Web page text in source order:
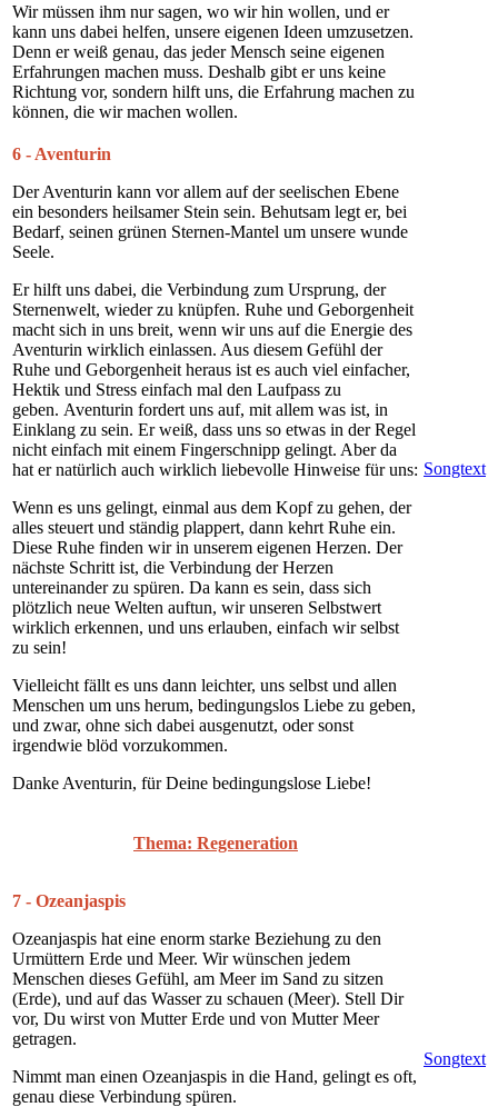
Wir müssen ihm nur sagen, wo wir hin wollen, und er
kann uns dabei helfen, unsere eigenen Ideen umzusetzen.
Denn er weiß genau, das jeder Mensch seine eigenen
Erfahrungen machen muss. Deshalb gibt er uns keine
Richtung vor, sondern hilft uns, die Erfahrung machen zu
können, die wir machen wollen.
6 - Aventurin
Der Aventurin kann vor allem auf der seelischen Ebene
ein besonders heilsamer Stein sein. Behutsam legt er, bei
Bedarf, seinen grünen Sternen-Mantel um unsere wunde
Seele.
Er hilft uns dabei, die Verbindung zum Ursprung, der
Sternenwelt, wieder zu knüpfen. Ruhe und Geborgenheit
macht sich in uns breit, wenn wir uns auf die Energie des
Aventurin wirklich einlassen. Aus diesem Gefühl der
Ruhe und Geborgenheit heraus ist es auch viel einfacher,
Hektik und Stress einfach mal den Laufpass zu
geben. Aventurin fordert uns auf, mit allem was ist, in
Einklang zu sein. Er weiß, dass uns so etwas in der Regel
nicht einfach mit einem Fingerschnipp gelingt. Aber da
hat er natürlich auch wirklich liebevolle Hinweise für uns:
Wenn es uns gelingt, einmal aus dem Kopf zu gehen, der
alles steuert und ständig plappert, dann kehrt Ruhe ein.
Diese Ruhe finden wir in unserem eigenen Herzen. Der
nächste Schritt ist, die Verbindung der Herzen
untereinander zu spüren. Da kann es sein, dass sich
plötzlich neue Welten auftun, wir unseren Selbstwert
wirklich erkennen, und uns erlauben, einfach wir selbst
zu sein!
Vielleicht fällt es uns dann leichter, uns selbst und allen
Menschen um uns herum, bedingungslos Liebe zu geben,
und zwar, ohne sich dabei ausgenutzt, oder sonst
irgendwie blöd vorzukommen.
Danke Aventurin, für Deine bedingungslose Liebe!
Songtext
Thema: Regeneration
7 - Ozeanjaspis
Ozeanjaspis hat eine enorm starke Beziehung zu den
Urmüttern Erde und Meer. Wir wünschen jedem
Menschen dieses Gefühl, am Meer im Sand zu sitzen
(Erde), und auf das Wasser zu schauen (Meer). Stell Dir
vor, Du wirst von Mutter Erde und von Mutter Meer
getragen.
Nimmt man einen Ozeanjaspis in die Hand, gelingt es oft,
genau diese Verbindung spüren.
Songtext